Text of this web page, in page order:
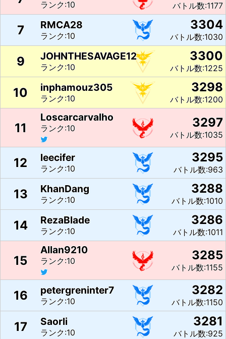
ランク:10 バトル数:1177
7 RMCA28
ランク:10
3304
バトル数:1030
9 JOHNTHESAVAGE12
ランク:10
3300
バトル数:1225
10 inphamouz305
ランク:10
3298
バトル数:1200
11
Loscarcarvalho
ランク:10 3297
バトル数:1035
12 leecifer
ランク:10
3295
バトル数:963
13 KhanDang
ランク:10
3288
バトル数:1010
14 RezaBlade
ランク:10
3286
バトル数:1011
15
Allan9210
ランク:10 3285
バトル数:1155
16 petergreninter7
ランク:10
3282
バトル数:1150
17 Saorli
ランク:10
3281
バトル数:925